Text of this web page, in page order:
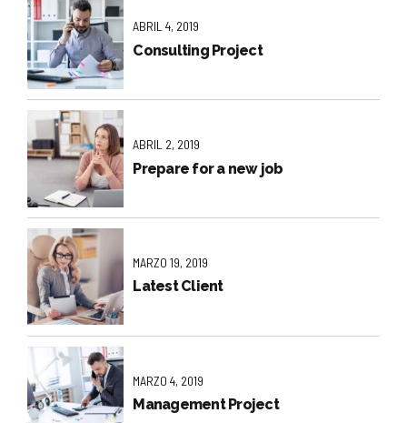
ABRIL 4, 2019
Consulting Project
ABRIL 2, 2019
Prepare for a new job
MARZO 19, 2019
Latest Client
MARZO 4, 2019
Management Project